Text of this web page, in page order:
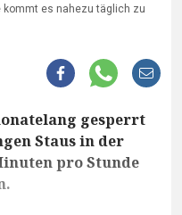
kommt es nahezu täglich zu
gesperrt
Staus in der
pro Stunde